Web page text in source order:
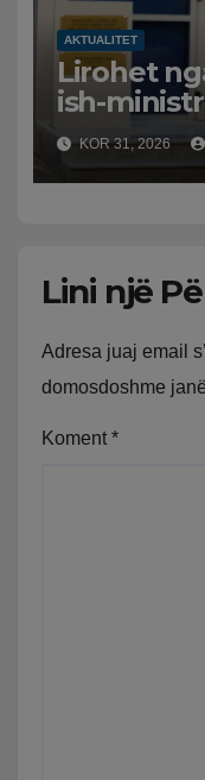
AKTUALITET
Lirohet
ish-
‘kthehet’
ndryshon
KOR 31, 2026
Lini një
Adresa juaj email
domosdoshme
Koment *